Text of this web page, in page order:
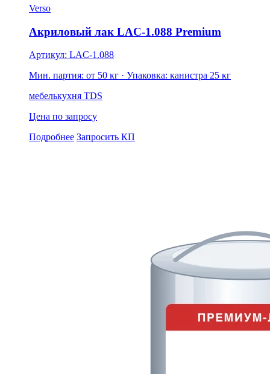
Verso
Акриловый лак LAC-1.088 Premium
Артикул: LAC-1.088
Мин. партия: от 50 кг · Упаковка: канистра 25 кг
мебелькухня TDS
Цена по запросу
Подробнее Запросить КП